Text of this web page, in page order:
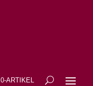
0-ARTIKEL